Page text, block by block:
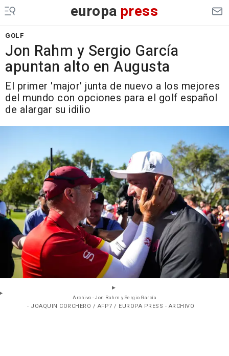
europa press
GOLF
Jon Rahm y Sergio García
apuntan alto en Augusta
El primer 'major' junta de nuevo a los mejores
del mundo con opciones para el golf español
de alargar su idilio
Archivo - Jon Rahm y Sergio García
- JOAQUIN CORCHERO / AFP7 / EUROPA PRESS - ARCHIVO